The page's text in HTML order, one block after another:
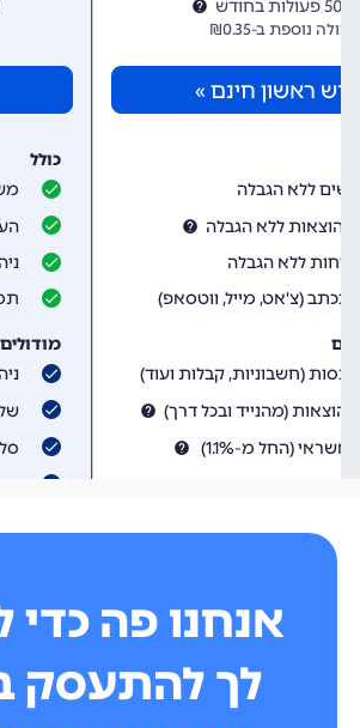
אנחנו פה כדי
לך להתעסק